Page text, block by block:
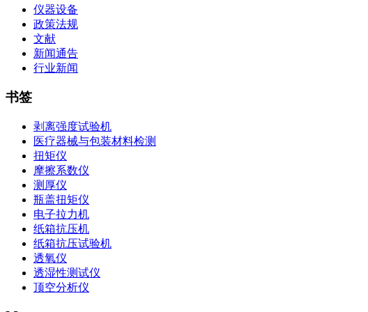
仪器设备
政策法规
文献
新闻通告
行业新闻
书签
剥离强度试验机
医疗器械与包装材料检测
扭矩仪
摩擦系数仪
测厚仪
瓶盖扭矩仪
电子拉力机
纸箱抗压机
纸箱抗压试验机
透氧仪
透湿性测试仪
顶空分析仪